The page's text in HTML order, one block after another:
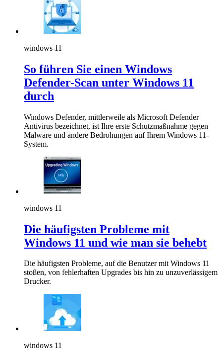
windows 11
So führen Sie einen Windows
Defender-Scan unter Windows 11
durch
Windows Defender, mittlerweile als Microsoft Defender
Antivirus bezeichnet, ist Ihre erste Schutzmaßnahme gegen
Malware und andere Bedrohungen auf Ihrem Windows 11-
System.
windows 11
Die häufigsten Probleme mit
Windows 11 und wie man sie behebt
Die häufigsten Probleme, auf die Benutzer mit Windows 11
stoßen, von fehlerhaften Upgrades bis hin zu unzuverlässigem
Drucker.
windows 11